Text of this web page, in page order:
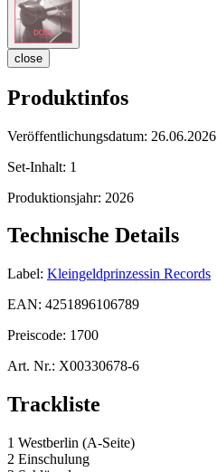
close
Produktinfos
Veröffentlichungsdatum: 26.06.2026
Set-Inhalt: 1
Produktionsjahr: 2026
Technische Details
Label: Kleingeldprinzessin Records
EAN: 4251896106789
Preiscode: 1700
Art. Nr.: X00330678-6
Trackliste
1 Westberlin (A-Seite)
2 Einschulung